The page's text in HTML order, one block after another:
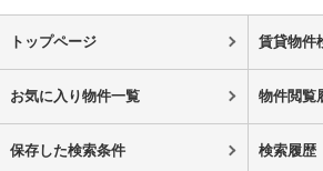
トップページ 賃貸物件
お気に入り物件一覧 物件閲覧
保存した検索条件 検索履歴